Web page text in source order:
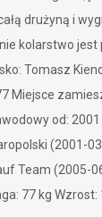
Tomasz
Miejsce
od: 2001
(2001-
Team (2005-
77 kg Wzrost: